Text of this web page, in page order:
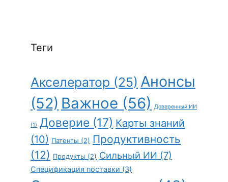
Теги
Акселератор (25) Анонсы
(52) Важное (56) Доверенный ИИ
(1) Доверие (17) Карты знаний
(10) Патенты (2) Продуктивность
(12) Продукты (2) Сильный ИИ (7)
Спецификация поставки (3)